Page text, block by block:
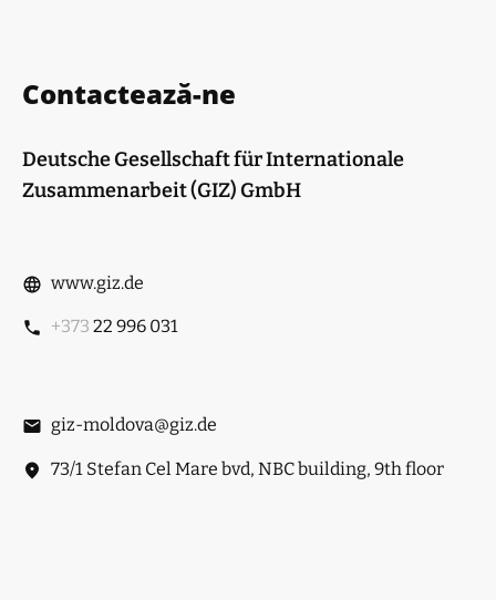
Contactează-ne
Deutsche Gesellschaft für Internationale
Zusammenarbeit (GIZ) GmbH
www.giz.de
+373 22 996 031
giz-moldova@giz.de
73/1 Stefan Cel Mare bvd, NBC building, 9th floor